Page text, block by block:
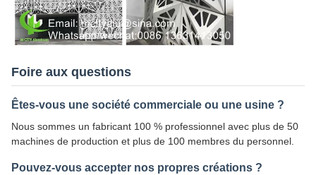
Foire aux questions
Êtes-vous une société commerciale ou une usine ?
Nous sommes un fabricant 100 % professionnel avec plus de 50
machines de production et plus de 100 membres du personnel.
Pouvez-vous accepter nos propres créations ?